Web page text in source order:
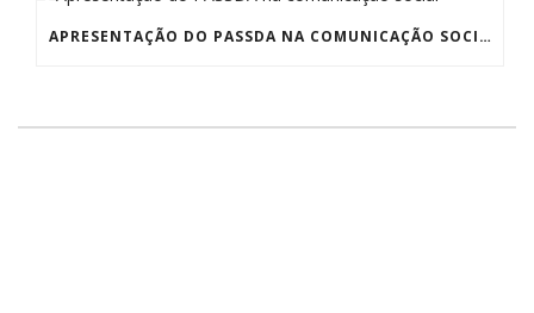
APRESENTAÇÃO DO PASSDA NA COMUNICAÇÃO SOCIAL